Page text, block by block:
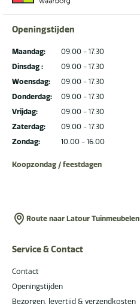
Openingstijden
Maandag:
Dinsdag :
Woensdag:
Donderdag:
Vrijdag:
Zaterdag:
Zondag:
09.00 - 17.30
09.00 - 17.30
09.00 - 17.30
09.00 - 17.30
09.00 - 17.30
09.00 - 17.30
10.00 - 16.00
Koopzondag / feestdagen
Route naar Latour Tuinmeubelen
Service & Contact
Contact
Openingstijden
Bezorgen, levertijd & verzendkosten